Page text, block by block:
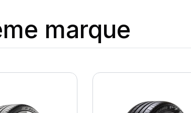
marque